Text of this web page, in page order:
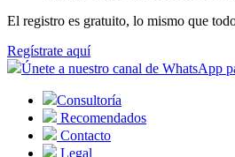
El registro es gratuito, lo mismo que
Regístrate aquí
Únete a nuestro canal de WhatsApp
Consultoría
Recomendados
Contacto
Legal